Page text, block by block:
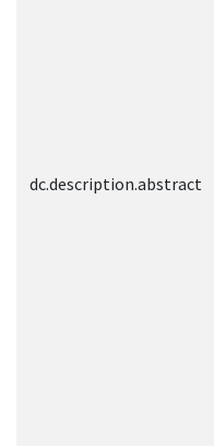
dc.description.abstract